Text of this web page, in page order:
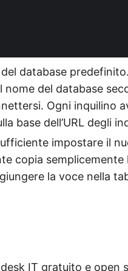
database
del database
Ogni inquilino
base dell’URL degli
impostare il
copia semplicemente
la voce nella
IT gratuito e open